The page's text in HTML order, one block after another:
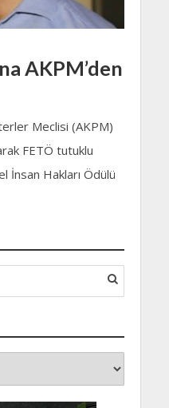
AKPM’den
Meclisi (AKPM)
FETÖ tutuklu
İnsan Hakları Ödülü